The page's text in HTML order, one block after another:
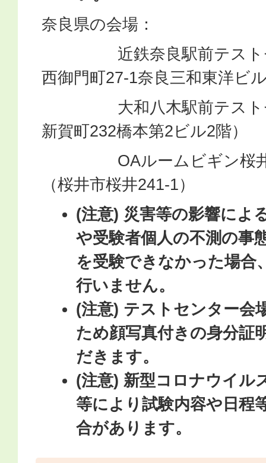
奈良県の会場：
近鉄奈良駅前テストセ
西御門町27-1奈良三和東洋ビ
大和八木駅前テストセ
新賀町232橋本第2ビル2階）
OAルームビギン桜井
（桜井市桜井241-1）
(注意) 災害等の影響によ
や受験者個人の不測の事
を受験できなかった場合
行いません。
(注意) テストセンター会
ため顔写真付きの身分証
だきます。
(注意) 新型コロナウイル
等により試験内容や日程
合があります。